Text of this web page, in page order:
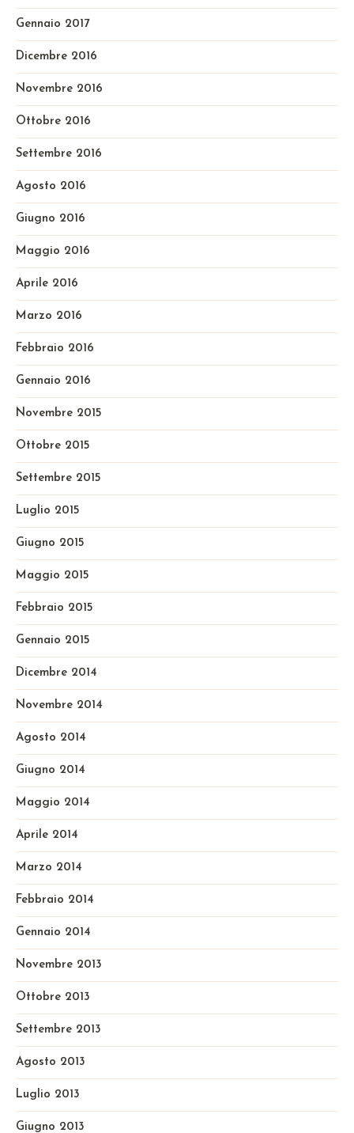
Gennaio 2017
Dicembre 2016
Novembre 2016
Ottobre 2016
Settembre 2016
Agosto 2016
Giugno 2016
Maggio 2016
Aprile 2016
Marzo 2016
Febbraio 2016
Gennaio 2016
Novembre 2015
Ottobre 2015
Settembre 2015
Luglio 2015
Giugno 2015
Maggio 2015
Febbraio 2015
Gennaio 2015
Dicembre 2014
Novembre 2014
Agosto 2014
Giugno 2014
Maggio 2014
Aprile 2014
Marzo 2014
Febbraio 2014
Gennaio 2014
Novembre 2013
Ottobre 2013
Settembre 2013
Agosto 2013
Luglio 2013
Giugno 2013